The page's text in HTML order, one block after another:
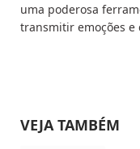
uma poderosa
transmitir emoções e
VEJA TAMBÉM